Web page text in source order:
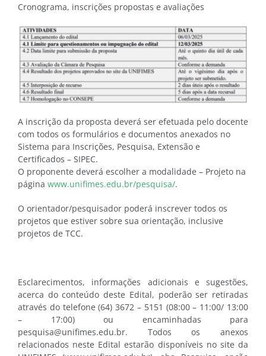
Cronograma, inscrições propostas e avaliações
A inscrição da proposta deverá ser efetuada pelo docente
com todos os formulários e documentos anexados no
Sistema para Inscrições, Pesquisa, Extensão e
Certificados – SIPEC.
O proponente deverá escolher a modalidade – Projeto na
página www.unifimes.edu.br/pesquisa/.
O orientador/pesquisador poderá inscrever todos os
projetos que estiver sobre sua orientação, inclusive
projetos de TCC.
Esclarecimentos, informações adicionais e sugestões,
acerca do conteúdo deste Edital, poderão ser retiradas
através do telefone (64) 3672 – 5151 (08:00 – 11:00/ 13:00
– 17:00) ou encaminhadas para
pesquisa@unifimes.edu.br. Todos os anexos
relacionados neste Edital estarão disponíveis no site da